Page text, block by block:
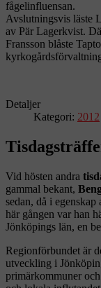
fågelinfluensan.
Avslutningsvis läste
av Pär Lagerkvist.
Fransson blåste
Detaljer
Kategori: 2012
Vid hösten andra
gammal bekant,
sedan, då i
här gången var han
Jönköpings län, en
Regionförbundet är
utveckling i
primärkommuner